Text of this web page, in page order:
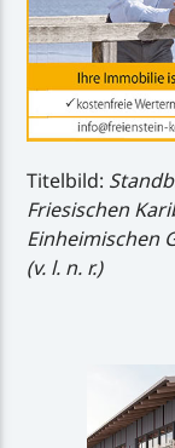
Titelbild:
Friesischen
Einheimischen
(v. l. n. r.)